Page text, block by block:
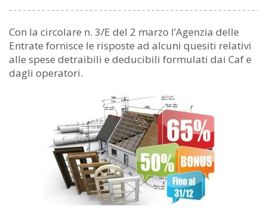
Con la circolare n. 3/E del 2 marzo l’Agenzia delle
Entrate fornisce le risposte ad alcuni quesiti relativi
alle spese detraibili e deducibili formulati dai Caf e
dagli operatori.